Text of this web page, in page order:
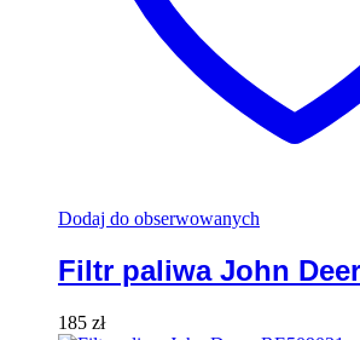
Dodaj do obserwowanych
Filtr paliwa John
185 zł